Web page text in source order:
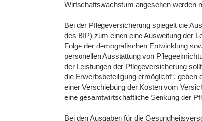
Wirtschaftswachstum angesehen werden
Bei der Pflegeversicherung spiegelt die
des BIP) zum einen eine Ausweitung der
Folge der demografischen Entwicklung
personellen Ausstattung von
der Leistungen der Pflegeversicherung
die Erwerbsbeteiligung ermöglicht“,
einer Verschiebung der Kosten vom
eine gesamtwirtschaftliche Senkung der
Bei den Ausgaben für die